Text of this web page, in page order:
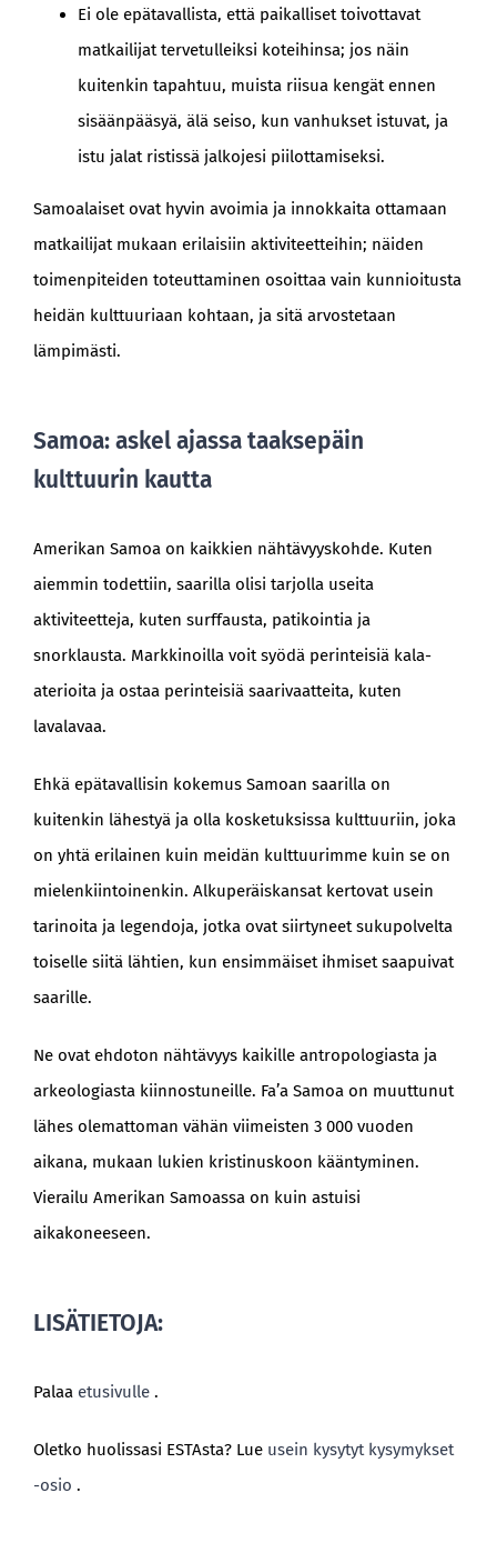
Ei ole epätavallista, että paikalliset toivottavat
matkailijat tervetulleiksi koteihinsa; jos näin
kuitenkin tapahtuu, muista riisua kengät ennen
sisäänpääsyä, älä seiso, kun vanhukset istuvat, ja
istu jalat ristissä jalkojesi piilottamiseksi.
Samoalaiset ovat hyvin avoimia ja innokkaita ottamaan
matkailijat mukaan erilaisiin aktiviteetteihin; näiden
toimenpiteiden toteuttaminen osoittaa vain kunnioitusta
heidän kulttuuriaan kohtaan, ja sitä arvostetaan
lämpimästi.
Samoa: askel ajassa taaksepäin
kulttuurin kautta
Amerikan Samoa on kaikkien nähtävyyskohde. Kuten
aiemmin todettiin, saarilla olisi tarjolla useita
aktiviteetteja, kuten surffausta, patikointia ja
snorklausta. Markkinoilla voit syödä perinteisiä kala-
aterioita ja ostaa perinteisiä saarivaatteita, kuten
lavalavaa.
Ehkä epätavallisin kokemus Samoan saarilla on
kuitenkin lähestyä ja olla kosketuksissa kulttuuriin, joka
on yhtä erilainen kuin meidän kulttuurimme kuin se on
mielenkiintoinenkin. Alkuperäiskansat kertovat usein
tarinoita ja legendoja, jotka ovat siirtyneet sukupolvelta
toiselle siitä lähtien, kun ensimmäiset ihmiset saapuivat
saarille.
Ne ovat ehdoton nähtävyys kaikille antropologiasta ja
arkeologiasta kiinnostuneille. Fa’a Samoa on muuttunut
lähes olemattoman vähän viimeisten 3 000 vuoden
aikana, mukaan lukien kristinuskoon kääntyminen.
Vierailu Amerikan Samoassa on kuin astuisi
aikakoneeseen.
LISÄTIETOJA:
Palaa etusivulle.
Oletko huolissasi ESTAsta? Lue usein kysytyt kysymykset
-osio .